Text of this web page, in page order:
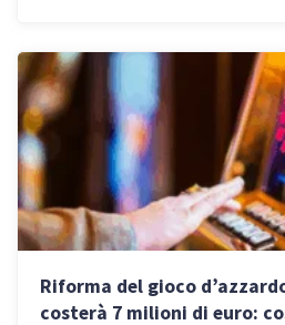
Riforma del gioco
costerà 7 milioni di euro: